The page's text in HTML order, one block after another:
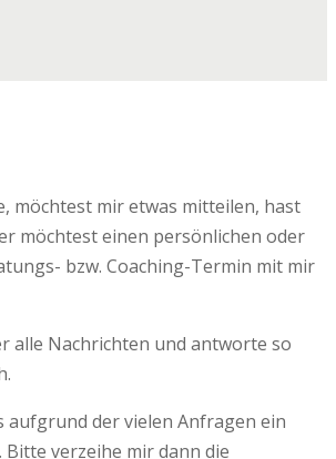
möchtest mir etwas mitteilen, hast
möchtest einen persönlichen oder
bzw. Coaching-Termin mit mir
alle Nachrichten und antworte so
aufgrund der vielen Anfragen ein
Bitte verzeihe mir dann die